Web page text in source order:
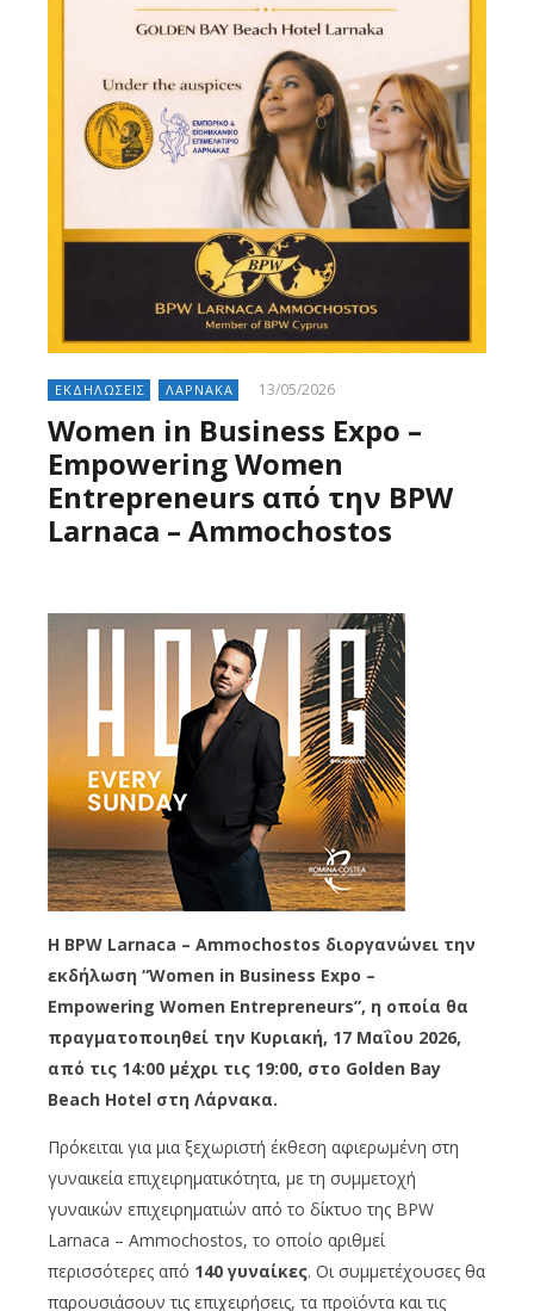
ΕΚΔΗΛΩΣΕΙΣ ΛΑΡΝΑΚΑ 13/05/2026
Women in Business Expo –
Empowering Women
Entrepreneurs από την BPW
Larnaca – Ammochostos
Η BPW Larnaca – Ammochostos διοργανώνει την
εκδήλωση “Women in Business Expo –
Empowering Women Entrepreneurs”, η οποία θα
πραγματοποιηθεί την Κυριακή, 17 Μαΐου 2026,
από τις 14:00 μέχρι τις 19:00, στο Golden Bay
Beach Hotel στη Λάρνακα.
Πρόκειται για μια ξεχωριστή έκθεση αφιερωμένη στη
γυναικεία επιχειρηματικότητα, με τη συμμετοχή
γυναικών επιχειρηματιών από το δίκτυο της BPW
Larnaca – Ammochostos, το οποίο αριθμεί
περισσότερες από 140 γυναίκες. Οι συμμετέχουσες θα
παρουσιάσουν τις επιχειρήσεις, τα προϊόντα και τις